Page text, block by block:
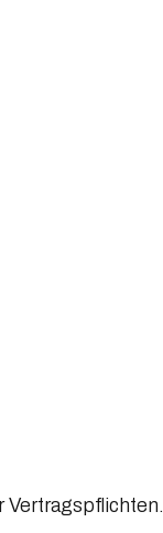
Vertragspflichten.